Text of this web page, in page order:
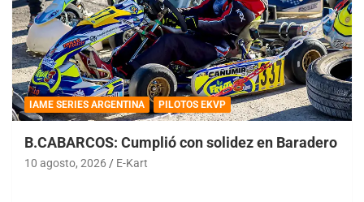
IAME SERIES ARGENTINA PILOTOS EKVP
B.CABARCOS: Cumplió con solidez en Baradero
10 agosto, 2026 E-Kart